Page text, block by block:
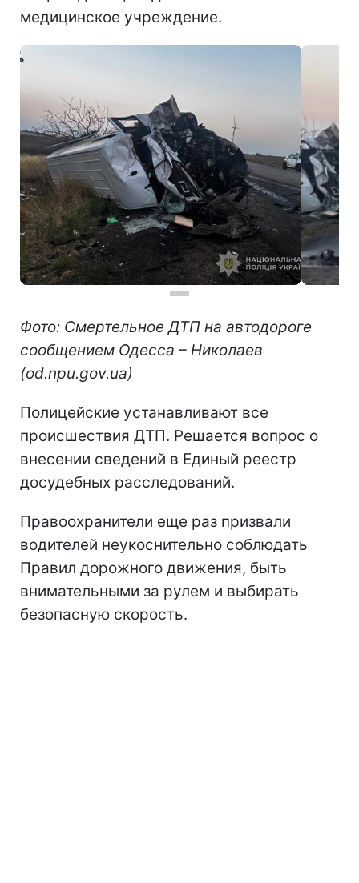
медицинское учреждение.
Фото: Смертельное ДТП на автодороге
сообщением Одесса – Николаев
(od.npu.gov.ua)
Полицейские устанавливают все
происшествия ДТП. Решается вопрос о
внесении сведений в Единый реестр
досудебных расследований.
Правоохранители еще раз призвали
водителей неукоснительно соблюдать
Правил дорожного движения, быть
внимательными за рулем и выбирать
безопасную скорость.